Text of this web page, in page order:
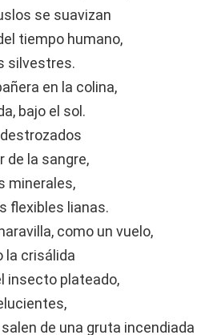
se suavizan
tiempo humano,
silvestres.
en la colina,
bajo el sol.
de la sangre,
minerales,
flexibles lianas.
como un vuelo,
la crisálida
insecto plateado,
de una gruta incendiada